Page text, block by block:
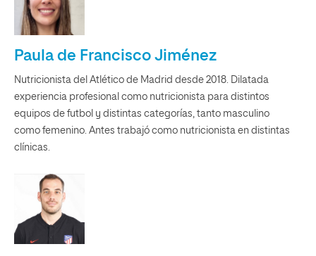
Paula de Francisco Jiménez
Nutricionista del Atlético de Madrid desde 2018. Dilatada
experiencia profesional como nutricionista para distintos
equipos de futbol y distintas categorías, tanto masculino
como femenino. Antes trabajó como nutricionista en distintas
clínicas.